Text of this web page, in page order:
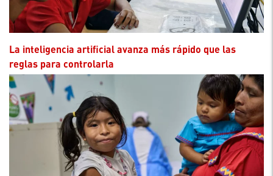
La inteligencia artificial avanza más rápido que las
reglas para controlarla